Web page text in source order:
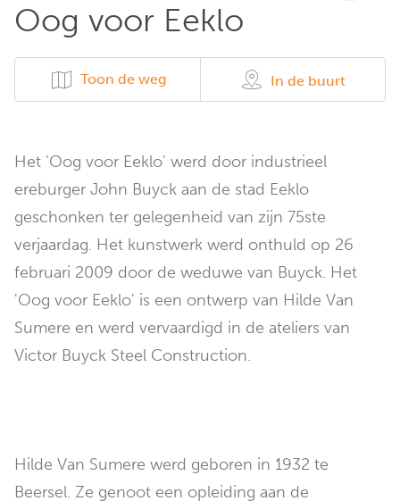
Oog voor Eeklo
Toon de weg In de buurt
Het 'Oog voor Eeklo' werd door industrieel
ereburger John Buyck aan de stad Eeklo
geschonken ter gelegenheid van zijn 75ste
verjaardag. Het kunstwerk werd onthuld op 26
februari 2009 door de weduwe van Buyck. Het
'Oog voor Eeklo' is een ontwerp van Hilde Van
Sumere en werd vervaardigd in de ateliers van
Victor Buyck Steel Construction.
Hilde Van Sumere werd geboren in 1932 te
Beersel. Ze genoot een opleiding aan de